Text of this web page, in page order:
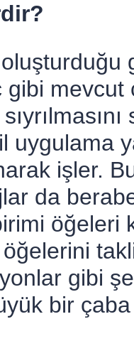
gibi
uygulama
işler.
da
gibi
bir